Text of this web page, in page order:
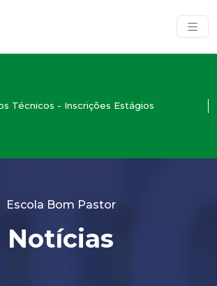
Técnicos - Inscrições Estágios
Escola Bom Pastor
Notícias